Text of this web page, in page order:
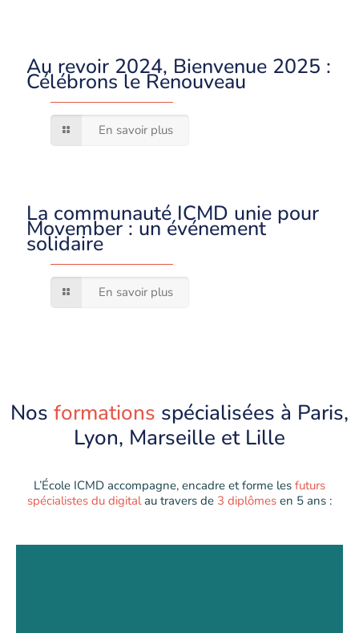
Au revoir 2024, Bienvenue 2025 :
Célébrons le Renouveau
En savoir plus
La communauté ICMD unie pour
Movember : un événement
solidaire
En savoir plus
Nos formations spécialisées à Paris,
Lyon, Marseille et Lille
L’École ICMD accompagne, encadre et forme les futurs
spécialistes du digitalau travers de 3 diplômes en 5 ans :